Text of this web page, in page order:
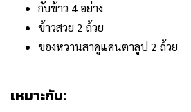
กับข้าว 4 อย่าง
ข้าวสวย 2 ถ้วย
ของหวานสาคูแคนตาลูป 2 ถ้วย
เหมาะกับ: